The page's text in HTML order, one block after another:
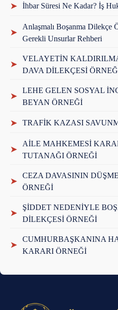
➤ İhbar Süresi Ne Kadar? İş
➤
Anlaşmalı Boşanma
Gerekli Unsurlar Rehberi
➤
VELAYETİN
DAVA DİLEKÇESİ
➤
LEHE GELEN SOSYAL
BEYAN ÖRNEĞİ
➤ TRAFİK KAZASI
➤
AİLE MAHKEMESİ
TUTANAĞI ÖRNEĞİ
➤
CEZA DAVASININ
ÖRNEĞİ
➤
ŞİDDET NEDENİYLE
DİLEKÇESİ ÖRNEĞİ
➤
CUMHURBAŞKANINA
KARARI ÖRNEĞİ